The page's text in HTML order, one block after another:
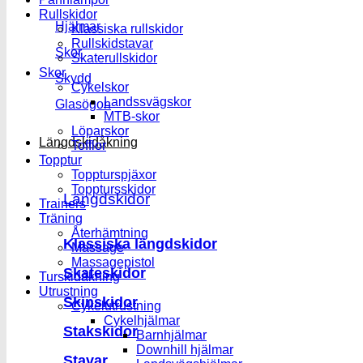
Hjälmar
Skor
Skydd
Glasögon
Längdskidåkning
Längdskidor
Klassiska längdskidor
Skateskidor
Skinskidor
Stakskidor
Rullskidor
Klassiska rullskidor
Rullskidstavar
Skaterullskidor
Skor
Cykelskor
Landssvägskor
MTB-skor
Löparskor
Tofflor
Topptur
Toppturspjäxor
Topptursskidor
Trainers
Träning
Återhämtning
Massage
Massagepistol
Turskidåkning
Utrustning
Cykelutrustning
Cykelhjälmar
Barnhjälmar
Downhill hjälmar